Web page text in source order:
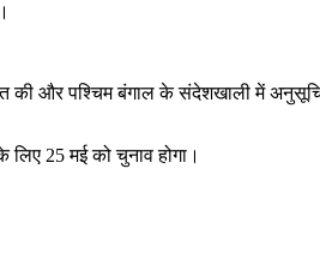
की और पश्चिम बंगाल के संदेशखाली में
25 मई को चुनाव होगा।